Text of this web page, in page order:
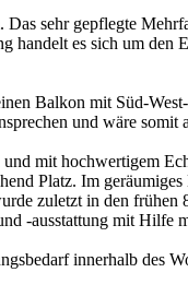
sehr gepflegte
handelt es sich um den
Balkon mit Süd-
und wäre somit
mit hochwertigem
Platz. Im
zuletzt in den frühen
-ausstattung mit Hilfe
innerhalb des